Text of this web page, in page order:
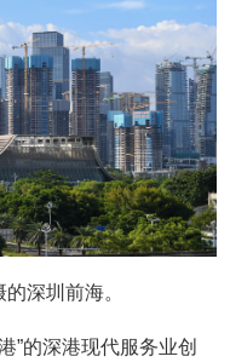
深圳前海。
”的深港现代服务业创